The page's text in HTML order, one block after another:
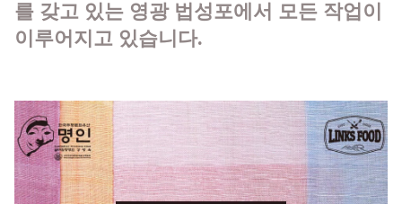
를 갖고 있는 영광 법성포에서 모든 작업이
이루어지고 있습니다.